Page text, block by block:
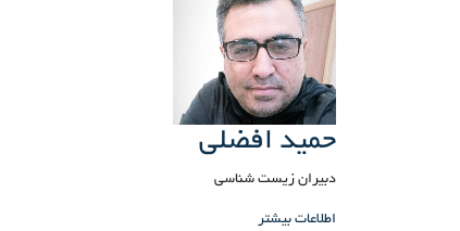
حمید افضلی
دبیران زیست شناسی
اطلاعات بیشتر